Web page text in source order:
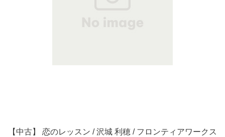
【中古】 恋のレッスン / 沢城 利穂 / フロンティアワークス